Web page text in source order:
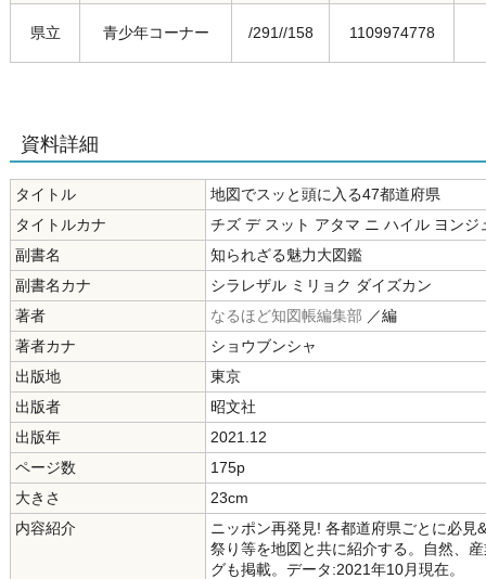
県立 青少年コーナー /291//158 1109974778
資料詳細
タイトル
地図でスッと頭に入る47都道府県
タイトルカナ
チズ デ スット アタマ ニ ハイル ヨンジ
副書名
知られざる魅力大図鑑
副書名カナ
シラレザル ミリョク ダイズカン
著者
なるほど知図帳編集部 ／編
著者カナ
ショウブンシャ
出版地
東京
出版者
昭文社
出版年
2021.12
ページ数
175p
大きさ
23cm
内容紹介
ニッポン再発見! 各都道府県ごとに必
祭り等を地図と共に紹介する。自然、
グも掲載。データ:2021年10月現在。